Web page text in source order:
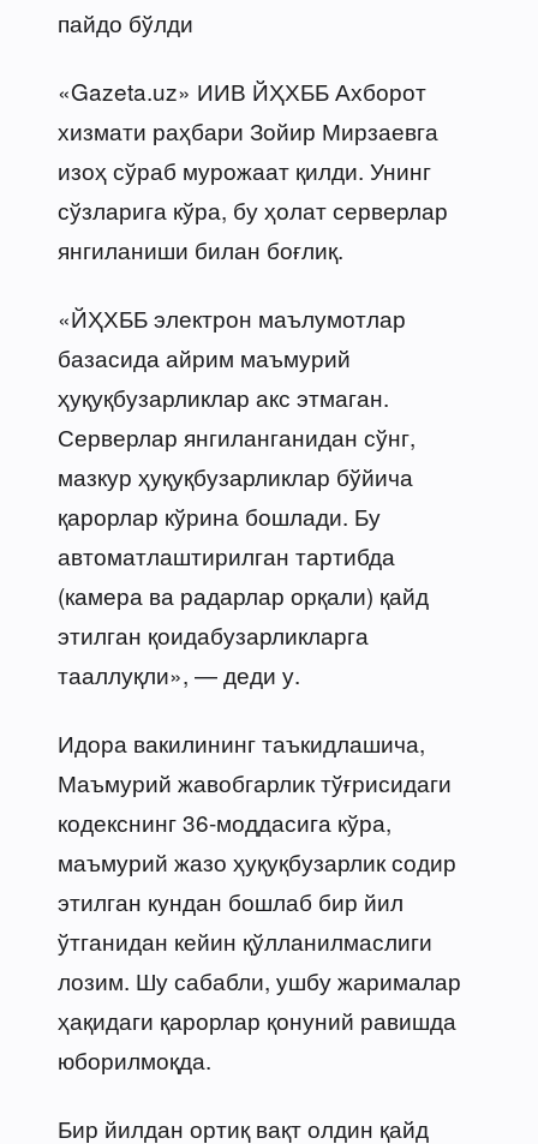
пайдо бўлди
«Gazeta.uz» ИИВ ЙҲХББ Ахборот
хизмати раҳбари Зойир Мирзаевга
изоҳ сўраб мурожаат қилди. Унинг
сўзларига кўра, бу ҳолат серверлар
янгиланиши билан боғлиқ.
«ЙҲХББ электрон маълумотлар
базасида айрим маъмурий
ҳуқуқбузарликлар акс этмаган.
Серверлар янгиланганидан сўнг,
мазкур ҳуқуқбузарликлар бўйича
қарорлар кўрина бошлади. Бу
автоматлаштирилган тартибда
(камера ва радарлар орқали) қайд
этилган қоидабузарликларга
тааллуқли», — деди у.
Идора вакилининг таъкидлашича,
Маъмурий жавобгарлик тўғрисидаги
кодекснинг 36-моддасига кўра,
маъмурий жазо ҳуқуқбузарлик содир
этилган кундан бошлаб бир йил
ўтганидан кейин қўлланилмаслиги
лозим. Шу сабабли, ушбу жарималар
ҳақидаги қарорлар қонуний равишда
юборилмоқда.
Бир йилдан ортиқ вақт олдин қайд